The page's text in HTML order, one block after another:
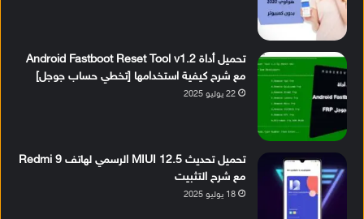
تحميل أداة Android Fastboot Reset Tool v1.2
مع شرح كيفية استخدامها [تخطي حساب جوجل]
22 يوليو 2025
تحميل تحديث MIUI 12.5 الرسمي لهاتف Redmi 9
مع شرح التثبيت
18 يوليو 2025